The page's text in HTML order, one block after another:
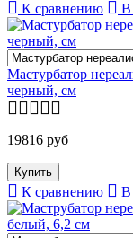
К сравнению В
Мастурбатор
черный, см
19816 руб
К сравнению В